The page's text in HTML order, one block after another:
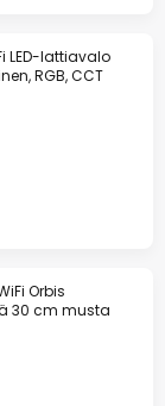
LED-lattiavalo
RGB, CCT
Orbis
30 cm musta